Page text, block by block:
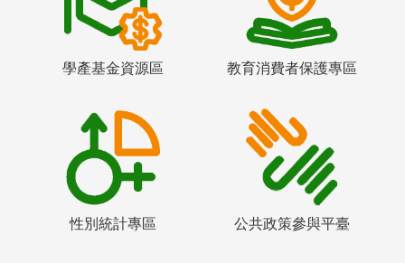
學產基金資源區 教育消費者保護專區
性別統計專區 公共政策參與平臺